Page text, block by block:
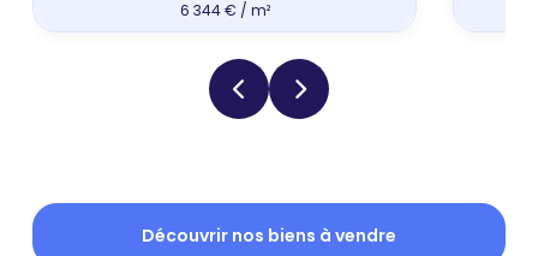
6 344 € / m²
Découvrir nos biens à vendre